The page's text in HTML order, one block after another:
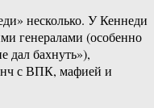
несколько. У Кеннеди
генералами (особенно
дал бахнуть»),
с ВПК, мафией и